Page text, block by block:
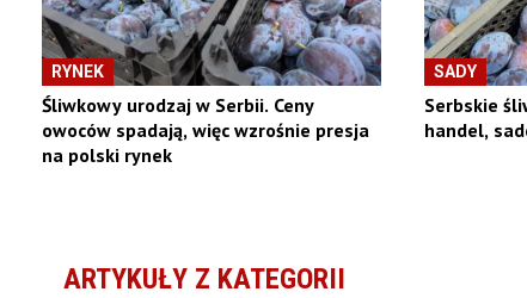
RYNEK
Śliwkowy urodzaj w Serbii. Ceny
owoców spadają, więc wzrośnie presja
na polski rynek
SADY
Serbskie
handel,
ARTYKUŁY Z KATEGORII